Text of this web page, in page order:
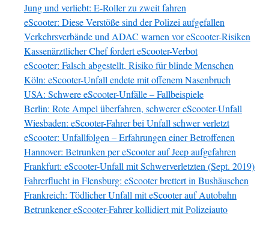
Jung und verliebt: E-Roller zu zweit fahren
eScooter: Diese Verstöße sind der Polizei aufgefallen
Verkehrsverbände und ADAC warnen vor eScooter-Risiken
Kassenärztlicher Chef fordert eScooter-Verbot
eScooter: Falsch abgestellt, Risiko für blinde Menschen
Köln: eScooter-Unfall endete mit offenem Nasenbruch
USA: Schwere eScooter-Unfälle – Fallbeispiele
Berlin: Rote Ampel überfahren, schwerer eScooter-Unfall
Wiesbaden: eScooter-Fahrer bei Unfall schwer verletzt
eScooter: Unfallfolgen – Erfahrungen einer Betroffenen
Hannover: Betrunken per eScooter auf Jeep aufgefahren
Frankfurt: eScooter-Unfall mit Schwerverletzten (Sept. 2019)
Fahrerflucht in Flensburg: eScooter brettert in Bushäuschen
Frankreich: Tödlicher Unfall mit eScooter auf Autobahn
Betrunkener eScooter-Fahrer kollidiert mit Polizeiauto